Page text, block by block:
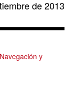
de 2013
y